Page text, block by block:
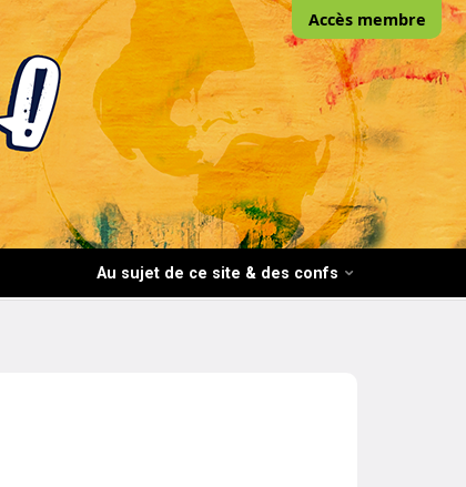
Accès membre
Au sujet de ce site & des confs